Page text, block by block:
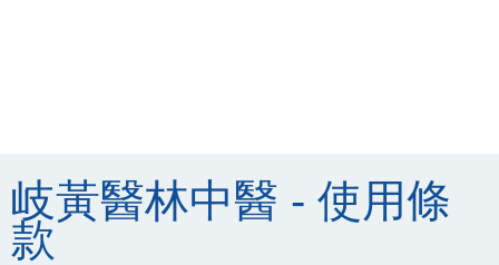
岐黃醫林中醫 - 使用條
款